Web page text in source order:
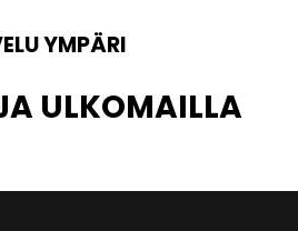
YMPÄRI
ULKOMAILLA